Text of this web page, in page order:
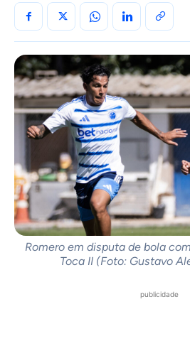
Romero em disputa de bola
Toca II (Foto: Gustavo
publicidade